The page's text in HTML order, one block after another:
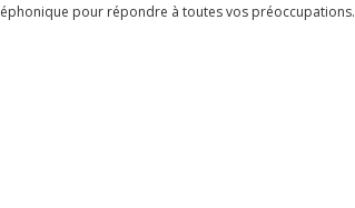
pour répondre à toutes vos préoccupations.